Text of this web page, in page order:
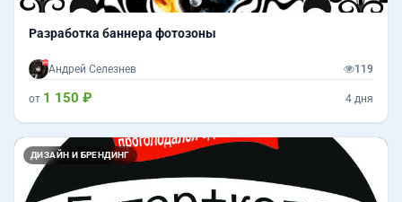
Разработка баннера фотозоны
Андрей Селезнев 119
от 1 150 ₽ 4 дня
ДИЗАЙН И БРЕНДИНГ
Назад